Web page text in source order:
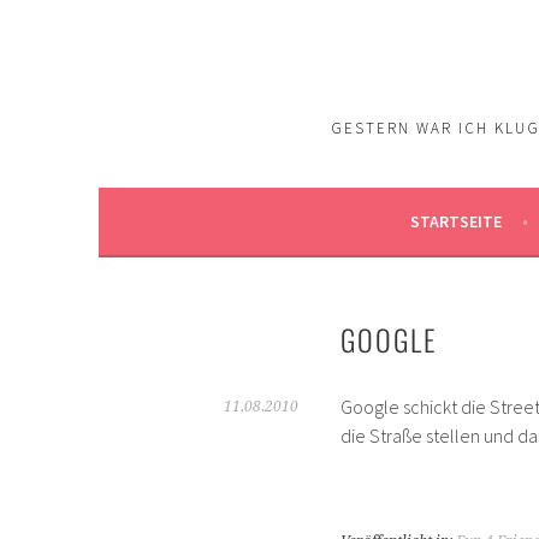
GESTERN WAR ICH
STARTSEITE
GOOGLE
11.08.2010
Google schickt die
die Straße stellen und